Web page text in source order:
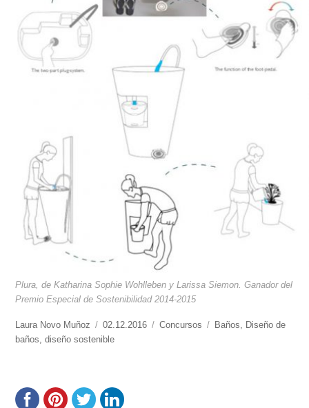
Plura, de Katharina Sophie Wohlleben y Larissa Siemon. Ganador del
Premio Especial de Sostenibilidad 2014-2015
https://www.experimenta.es/author/laura-
novo-
Laura Novo Muñoz
Publicado
el
02.12.2016 Categorías
Concursos Etiquetas
Baños, Diseño de
baños,diseño sostenible